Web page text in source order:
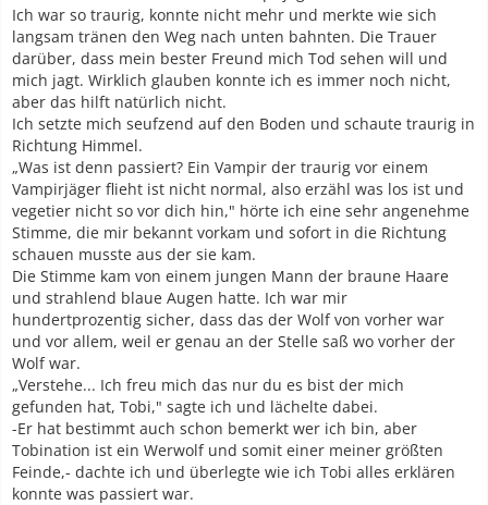
Ich war so traurig, konnte nicht mehr und merkte wie sich
langsam tränen den Weg nach unten bahnten. Die Trauer
darüber, dass mein bester Freund mich Tod sehen will und
mich jagt. Wirklich glauben konnte ich es immer noch nicht,
aber das hilft natürlich nicht.
Ich setzte mich seufzend auf den Boden und schaute traurig in
Richtung Himmel.
„Was ist denn passiert? Ein Vampir der traurig vor einem
Vampirjäger flieht ist nicht normal, also erzähl was los ist und
vegetier nicht so vor dich hin," hörte ich eine sehr angenehme
Stimme, die mir bekannt vorkam und sofort in die Richtung
schauen musste aus der sie kam.
Die Stimme kam von einem jungen Mann der braune Haare
und strahlend blaue Augen hatte. Ich war mir
hundertprozentig sicher, dass das der Wolf von vorher war
und vor allem, weil er genau an der Stelle saß wo vorher der
Wolf war.
„Verstehe... Ich freu mich das nur du es bist der mich
gefunden hat, Tobi," sagte ich und lächelte dabei.
-Er hat bestimmt auch schon bemerkt wer ich bin, aber
Tobination ist ein Werwolf und somit einer meiner größten
Feinde,- dachte ich und überlegte wie ich Tobi alles erklären
konnte was passiert war.